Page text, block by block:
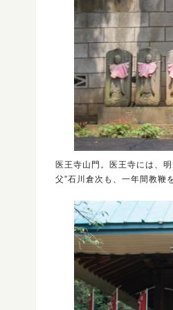
医王寺山門。医王寺には、
父”石川倉次も、一年間教鞭